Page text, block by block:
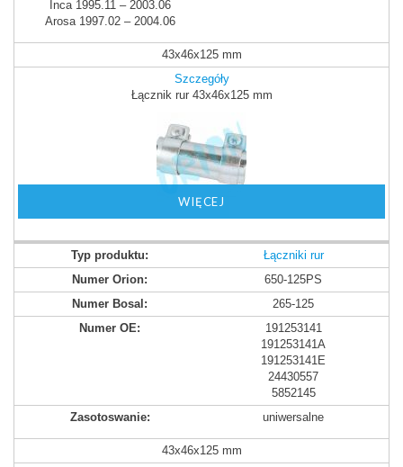
Inca 1995.11 – 2003.06
Arosa 1997.02 – 2004.06
43x46x125 mm
Szczegóły
Łącznik rur 43x46x125 mm
WIĘCEJ
Łączniki rur
650-125PS
265-125
191253141
191253141A
191253141E
24430557
5852145
uniwersalne
43x46x125 mm